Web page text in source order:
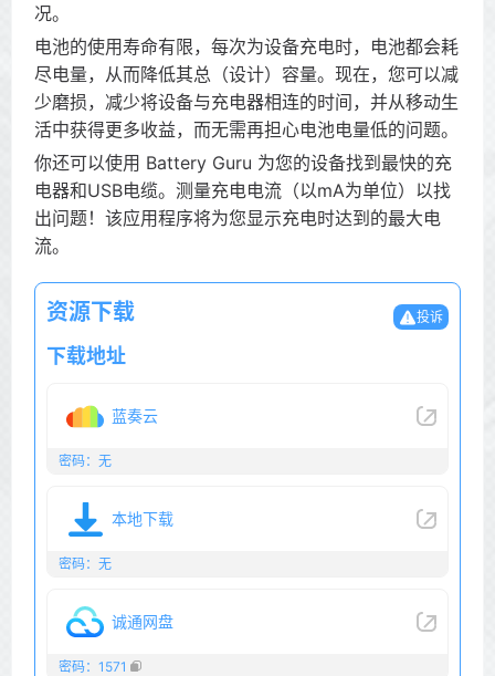
况。
电池的使用寿命有限，每次为设备充电时，电池都会耗
尽电量，从而降低其总（设计）容量。现在，您可以减
少磨损，减少将设备与充电器相连的时间，并从移动生
活中获得更多收益，而无需再担心电池电量低的问题。
你还可以使用 Battery Guru 为您的设备找到最快的充
电器和USB电缆。测量充电电流（以mA为单位）以找
出问题！该应用程序将为您显示充电时达到的最大电
流。
资源下载 投诉
下载地址
蓝奏云
密码：无
本地下载
密码：无
诚通网盘
密码：1571